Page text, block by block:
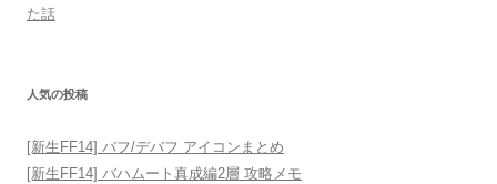
た話
人気の投稿
[新生FF14] バフ/デバフ アイコンまとめ
[新生FF14] バハムート真成編2層 攻略メモ